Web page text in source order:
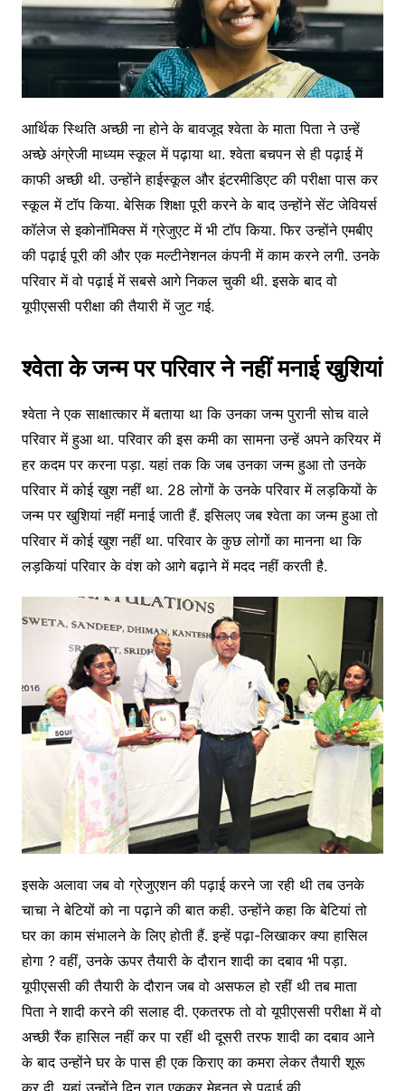
आर्थिक स्थिति अच्छी ना होने के बावजूद श्वेता के माता पिता ने उन्हें
अच्छे अंग्रेजी माध्यम स्कूल में पढ़ाया था. श्वेता बचपन से ही पढ़ाई में
काफी अच्छी थी. उन्होंने हाईस्कूल और इंटरमीडिएट की परीक्षा पास कर
स्कूल में टॉप किया. बेसिक शिक्षा पूरी करने के बाद उन्होंने सेंट जेवियर्स
कॉलेज से इकोनॉमिक्स में ग्रेजुएट में भी टॉप किया. फिर उन्होंने एमबीए
की पढ़ाई पूरी की और एक मल्टीनेशनल कंपनी में काम करने लगी. उनके
परिवार में वो पढ़ाई में सबसे आगे निकल चुकी थी. इसके बाद वो
यूपीएससी परीक्षा की तैयारी में जुट गई.
श्वेता के जन्म पर परिवार ने नहीं मनाई खुशियां
श्वेता ने एक साक्षात्कार में बताया था कि उनका जन्म पुरानी सोच वाले
परिवार में हुआ था. परिवार की इस कमी का सामना उन्हें अपने करियर में
हर कदम पर करना पड़ा. यहां तक कि जब उनका जन्म हुआ तो उनके
परिवार में कोई खुश नहीं था. 28 लोगों के उनके परिवार में लड़कियों के
जन्म पर खुशियां नहीं मनाई जाती हैं. इसिलए जब श्वेता का जन्म हुआ तो
परिवार में कोई खुश नहीं था. परिवार के कुछ लोगों का मानना था कि
लड़कियां परिवार के वंश को आगे बढ़ाने में मदद नहीं करती है.
इसके अलावा जब वो ग्रेजुएशन की पढ़ाई करने जा रही थी तब उनके
चाचा ने बेटियों को ना पढ़ाने की बात कही. उन्होंने कहा कि बेटियां तो
घर का काम संभालने के लिए होती हैं. इन्हें पढ़ा-लिखाकर क्या हासिल
होगा ? वहीं, उनके ऊपर तैयारी के दौरान शादी का दबाव भी पड़ा.
यूपीएससी की तैयारी के दौरान जब वो असफल हो रहीं थी तब माता
पिता ने शादी करने की सलाह दी. एकतरफ तो वो यूपीएससी परीक्षा में वो
अच्छी रैंक हासिल नहीं कर पा रहीं थी दूसरी तरफ शादी का दबाव आने
के बाद उन्होंने घर के पास ही एक किराए का कमरा लेकर तैयारी शूरू